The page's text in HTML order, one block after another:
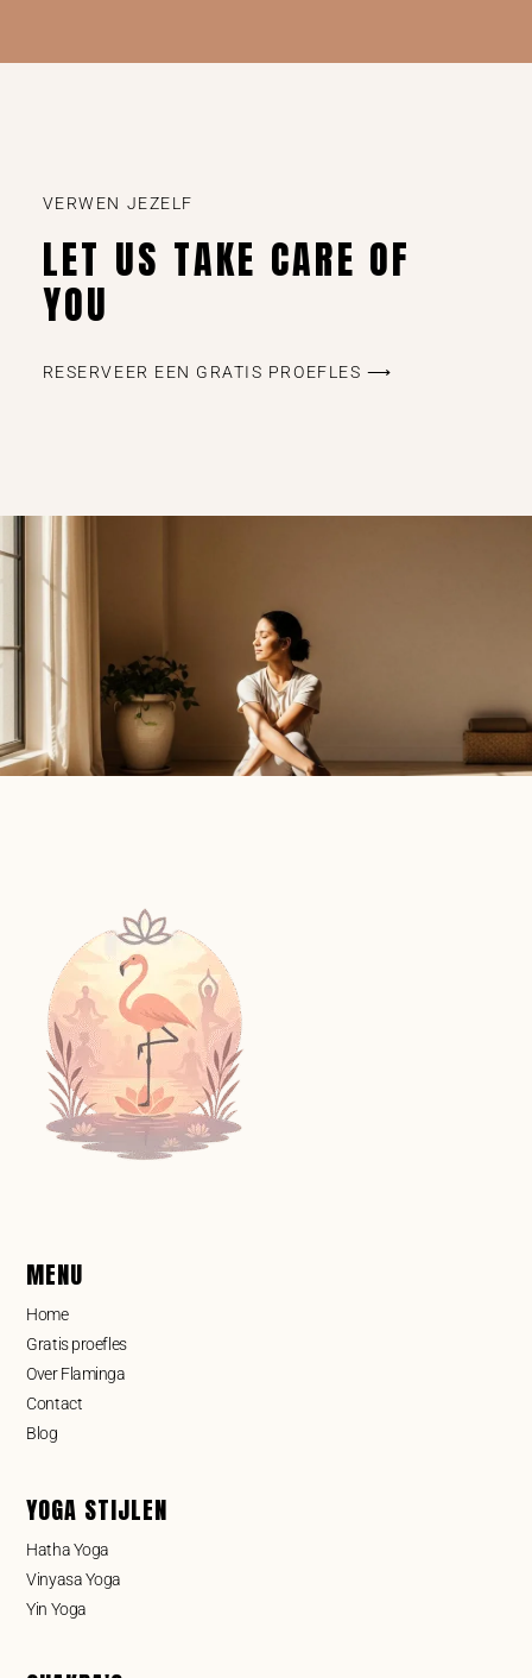
VERWEN JEZELF
LET US TAKE CARE OF
YOU
RESERVEER EEN GRATIS PROEFLES ⟶
MENU
Home
Gratis proefles
Over Flaminga
Contact
Blog
YOGA STIJLEN
Hatha Yoga
Vinyasa Yoga
Yin Yoga